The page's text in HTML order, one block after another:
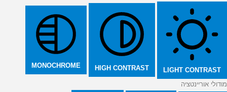
LIGHT CONTRAST
HIGH CONTRAST
MONOCHROME
מודולי אוריינטציה